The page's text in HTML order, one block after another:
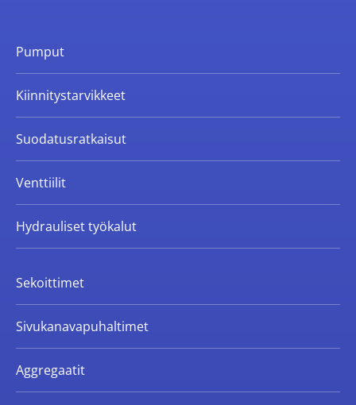
Pumput
Kiinnitystarvikkeet
Suodatusratkaisut
Venttiilit
Hydrauliset työkalut
Sekoittimet
Sivukanavapuhaltimet
Aggregaatit